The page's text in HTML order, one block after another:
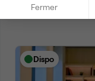
Dispo
Fermer